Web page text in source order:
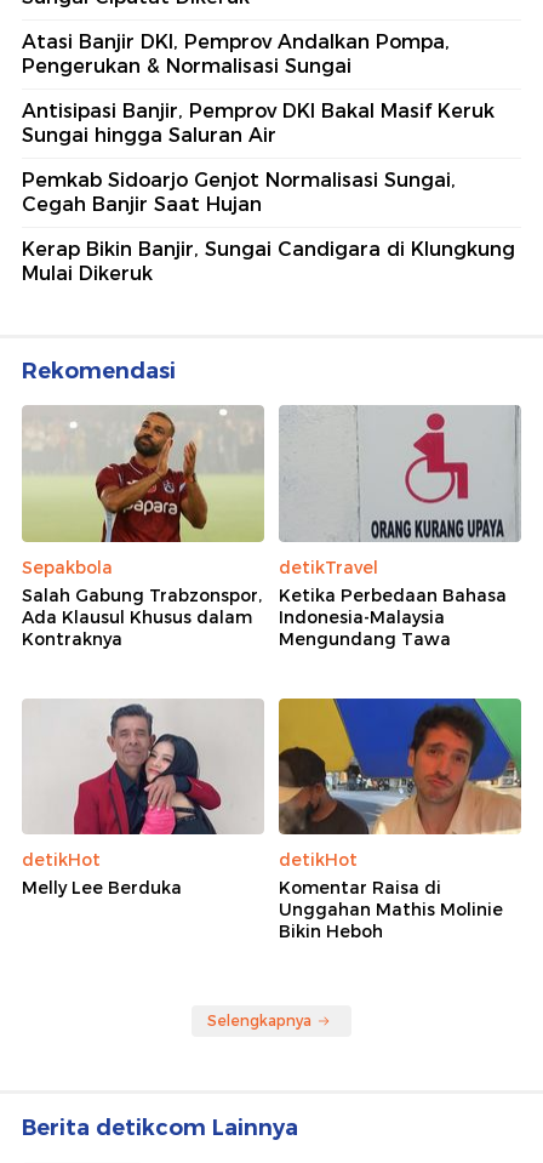
Atasi Banjir DKI, Pemprov Andalkan Pompa,
Pengerukan & Normalisasi Sungai
Antisipasi Banjir, Pemprov DKI Bakal Masif Keruk
Sungai hingga Saluran Air
Pemkab Sidoarjo Genjot Normalisasi Sungai,
Cegah Banjir Saat Hujan
Kerap Bikin Banjir, Sungai Candigara di Klungkung
Mulai Dikeruk
Rekomendasi
Sepakbola
Salah Gabung Trabzonspor,
Ada Klausul Khusus dalam
Kontraknya
detikTravel
Ketika Perbedaan Bahasa
Indonesia-Malaysia
Mengundang Tawa
detikHot
Melly Lee Berduka
detikHot
Komentar Raisa di
Unggahan Mathis Molinie
Bikin Heboh
Selengkapnya
Berita detikcom Lainnya